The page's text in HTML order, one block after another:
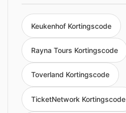
Keukenhof Kortingscode
Rayna Tours Kortingscode
Toverland Kortingscode
TicketNetwork Kortingscode